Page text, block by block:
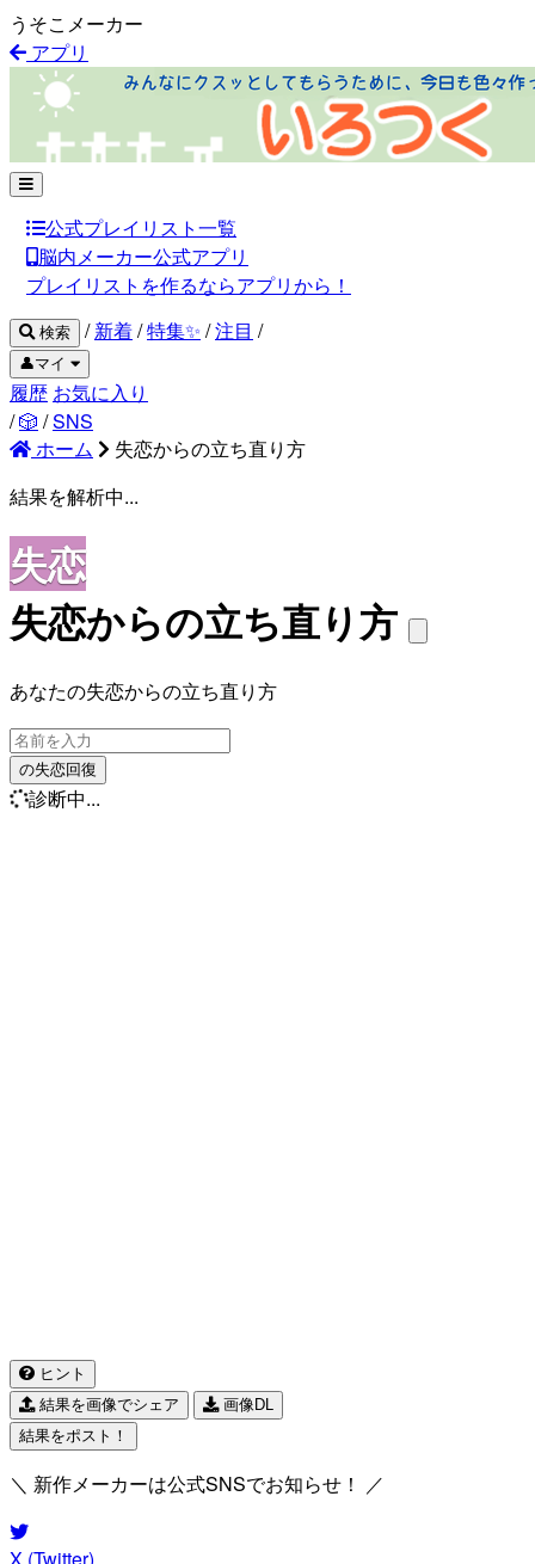
うそこメーカー
アプリ
公式プレイリスト一覧
脳内メーカー公式アプリ
プレイリストを作るならアプリから！
検索 / 新着/特集✨ /注目 /
👤マイ
履歴 お気に入り
/🎲 /SNS
ホーム
失恋からの立ち直り方
結果を解析中...
失恋
失恋からの立ち直り方
あなたの失恋からの立ち直り方
の失恋回復
診断中...
ヒント
結果を画像でシェア
画像DL
結果をポスト！
＼ 新作メーカーは公式SNSでお知らせ！ ／
X (Twitter)